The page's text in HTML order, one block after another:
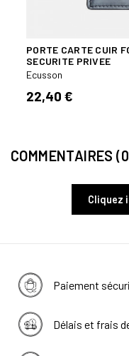
PORTE CARTE CUIR
SECURITE PRIVEE
Ecusson
22,40 €
COMMENTAIRES
Cliquez
Paiement
Délais et frais